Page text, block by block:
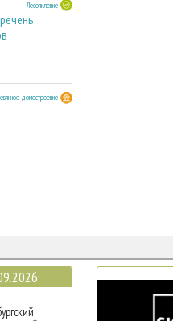
Лесопиление
домостроение